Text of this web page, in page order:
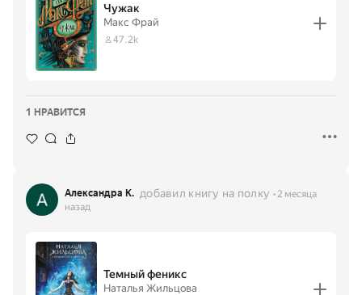
Чужак
Макс Фрай
47.2k
1 НРАВИТСЯ
Александра К. добавил книгу на полку
2 месяца
назад
Темный феникс
Наталья Жильцова